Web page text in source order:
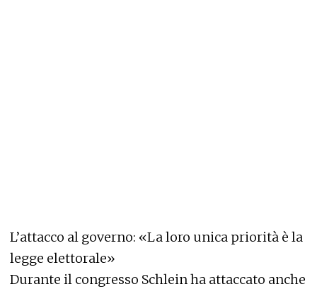
L’attacco al governo: «La loro unica priorità è la
legge elettorale»
Durante il congresso Schlein ha attaccato anche